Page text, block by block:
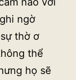
ngờ
thờ ơ
thể
họ sẽ